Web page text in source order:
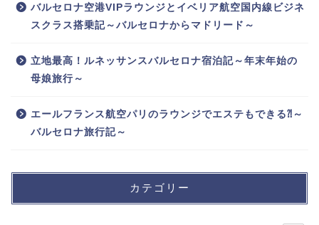
バルセロナ空港VIPラウンジとイベリア航空国内線ビジネ
スクラス搭乗記～バルセロナからマドリード～
立地最高！ルネッサンスバルセロナ宿泊記～年末年始の
母娘旅行～
エールフランス航空パリのラウンジでエステもできる⁈～
バルセロナ旅行記～
カテゴリー